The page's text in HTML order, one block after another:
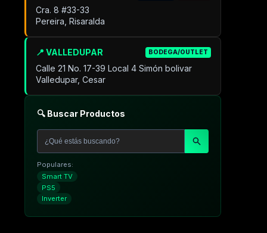
📍 VALLEDUPAR BODEGA/OUTLET
Calle 21 No. 17-39 Local 4 Simón bolivar
Valledupar, Cesar
Cra. 8 #33-33
Pereira, Risaralda
🔍 Buscar Productos
Populares:
Smart TV
PS5
Inverter